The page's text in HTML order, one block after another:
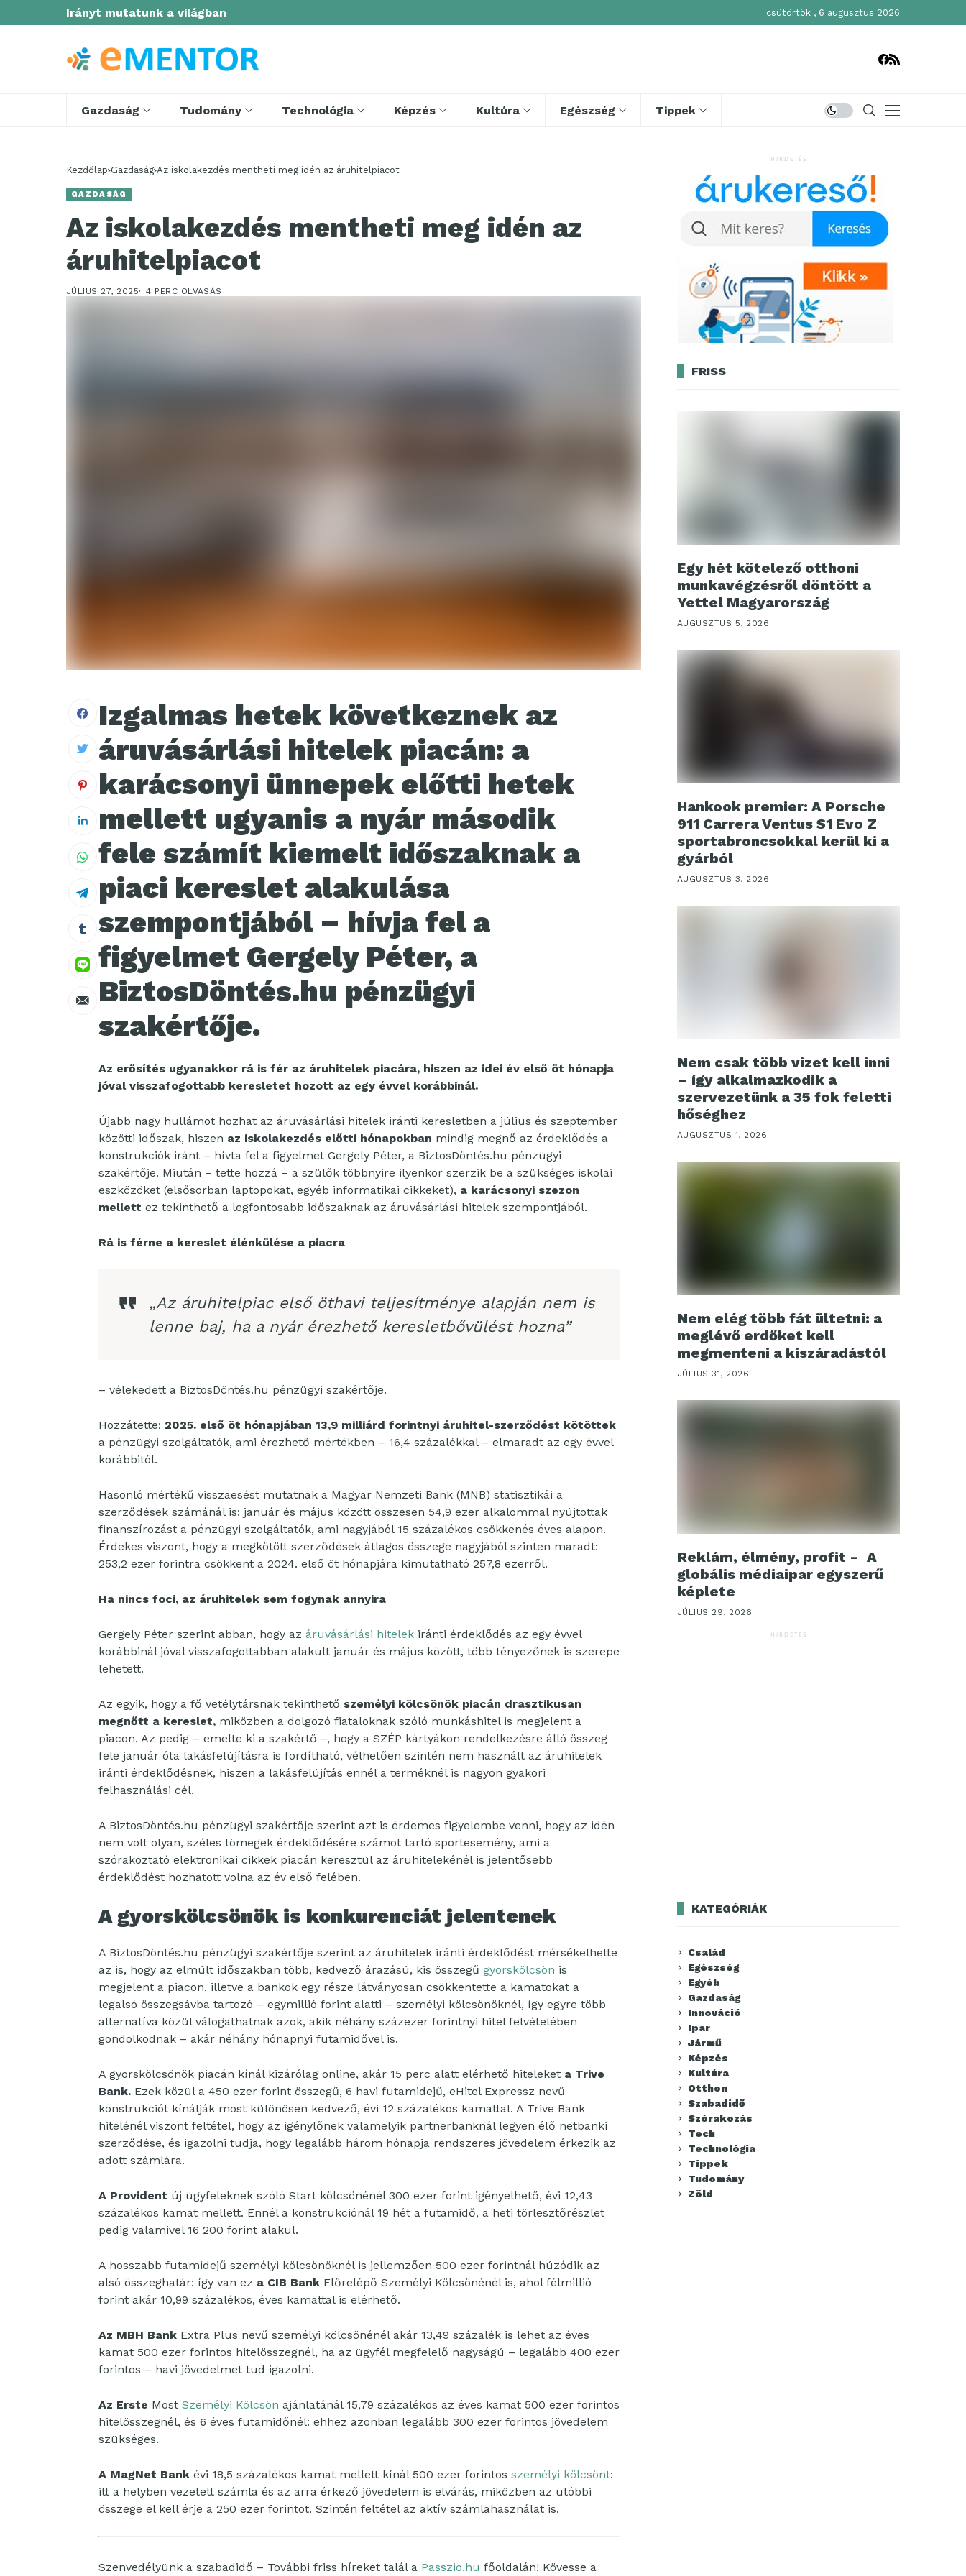
Irányt mutatunk a világban csütörtök , 6 augusztus 2026
Gazdaság Tudomány Technológia Képzés Kultúra Egészség Tippek
Kezdőlap Gazdaság Az iskolakezdés mentheti meg idén az áruhitelpiacot
GAZDASÁG
Az iskolakezdés mentheti meg idén az
áruhitelpiacot
JÚLIUS 27, 2025 4 PERC OLVASÁS
Izgalmas hetek következnek az
áruvásárlási hitelek piacán: a
karácsonyi ünnepek előtti hetek
mellett ugyanis a nyár második
fele számít kiemelt időszaknak a
piaci kereslet alakulása
szempontjából – hívja fel a
figyelmet Gergely Péter, a
BiztosDöntés.hu pénzügyi
szakértője.
Az erősítés ugyanakkor rá is fér az áruhitelek piacára, hiszen az idei év első öt hónapja
jóval visszafogottabb keresletet hozott az egy évvel korábbinál.
Újabb nagy hullámot hozhat az áruvásárlási hitelek iránti keresletben a július és szeptember
közötti időszak, hiszen az iskolakezdés előtti hónapokban mindig megnő az érdeklődés a
konstrukciók iránt – hívta fel a figyelmet Gergely Péter, a BiztosDöntés.hu pénzügyi
szakértője. Miután – tette hozzá – a szülők többnyire ilyenkor szerzik be a szükséges iskolai
eszközöket (elsősorban laptopokat, egyéb informatikai cikkeket), a karácsonyi szezon
mellett ez tekinthető a legfontosabb időszaknak az áruvásárlási hitelek szempontjából.
Rá is férne a kereslet élénkülése a piacra
„Az áruhitelpiac első öthavi teljesítménye alapján nem is
lenne baj, ha a nyár érezhető keresletbővülést hozna”
– vélekedett a BiztosDöntés.hu pénzügyi szakértője.
Hozzátette: 2025. első öt hónapjában 13,9 milliárd forintnyi áruhitel-szerződést kötöttek
a pénzügyi szolgáltatók, ami érezhető mértékben – 16,4 százalékkal – elmaradt az egy évvel
korábbitól.
Hasonló mértékű visszaesést mutatnak a Magyar Nemzeti Bank (MNB) statisztikái a
szerződések számánál is: január és május között összesen 54,9 ezer alkalommal nyújtottak
finanszírozást a pénzügyi szolgáltatók, ami nagyjából 15 százalékos csökkenés éves alapon.
Érdekes viszont, hogy a megkötött szerződések átlagos összege nagyjából szinten maradt:
253,2 ezer forintra csökkent a 2024. első öt hónapjára kimutatható 257,8 ezerről.
Ha nincs foci, az áruhitelek sem fogynak annyira
Gergely Péter szerint abban, hogy az áruvásárlási hitelek iránti érdeklődés az egy évvel
korábbinál jóval visszafogottabban alakult január és május között, több tényezőnek is szerepe
lehetett.
Az egyik, hogy a fő vetélytársnak tekinthető személyi kölcsönök piacán drasztikusan
megnőtt a kereslet, miközben a dolgozó fiataloknak szóló munkáshitel is megjelent a
piacon. Az pedig – emelte ki a szakértő –, hogy a SZÉP kártyákon rendelkezésre álló összeg
fele január óta lakásfelújításra is fordítható, vélhetően szintén nem használt az áruhitelek
iránti érdeklődésnek, hiszen a lakásfelújítás ennél a terméknél is nagyon gyakori
felhasználási cél.
A BiztosDöntés.hu pénzügyi szakértője szerint azt is érdemes figyelembe venni, hogy az idén
nem volt olyan, széles tömegek érdeklődésére számot tartó sportesemény, ami a
szórakoztató elektronikai cikkek piacán keresztül az áruhitelekénél is jelentősebb
érdeklődést hozhatott volna az év első felében.
A gyorskölcsönök is konkurenciát jelentenek
A BiztosDöntés.hu pénzügyi szakértője szerint az áruhitelek iránti érdeklődést mérsékelhette
az is, hogy az elmúlt időszakban több, kedvező árazású, kis összegű gyorskölcsön is
megjelent a piacon, illetve a bankok egy része látványosan csökkentette a kamatokat a
legalsó összegsávba tartozó – egymillió forint alatti – személyi kölcsönöknél, így egyre több
alternatíva közül válogathatnak azok, akik néhány százezer forintnyi hitel felvételében
gondolkodnak – akár néhány hónapnyi futamidővel is.
A gyorskölcsönök piacán kínál kizárólag online, akár 15 perc alatt elérhető hiteleket a Trive
Bank. Ezek közül a 450 ezer forint összegű, 6 havi futamidejű, eHitel Expressz nevű
konstrukciót kínálják most különösen kedvező, évi 12 százalékos kamattal. A Trive Bank
hitelénél viszont feltétel, hogy az igénylőnek valamelyik partnerbanknál legyen élő netbanki
szerződése, és igazolni tudja, hogy legalább három hónapja rendszeres jövedelem érkezik az
adott számlára.
A Provident új ügyfeleknek szóló Start kölcsönénél 300 ezer forint igényelhető, évi 12,43
százalékos kamat mellett. Ennél a konstrukciónál 19 hét a futamidő, a heti törlesztőrészlet
pedig valamivel 16 200 forint alakul.
A hosszabb futamidejű személyi kölcsönöknél is jellemzően 500 ezer forintnál húzódik az
alsó összeghatár: így van ez a CIB Bank Előrelépő Személyi Kölcsönénél is, ahol félmillió
forint akár 10,99 százalékos, éves kamattal is elérhető.
Az MBH Bank Extra Plus nevű személyi kölcsönénél akár 13,49 százalék is lehet az éves
kamat 500 ezer forintos hitelösszegnél, ha az ügyfél megfelelő nagyságú – legalább 400 ezer
forintos – havi jövedelmet tud igazolni.
Az Erste Most Személyi Kölcsön ajánlatánál 15,79 százalékos az éves kamat 500 ezer forintos
hitelösszegnél, és 6 éves futamidőnél: ehhez azonban legalább 300 ezer forintos jövedelem
szükséges.
A MagNet Bank évi 18,5 százalékos kamat mellett kínál 500 ezer forintos személyi kölcsönt:
itt a helyben vezetett számla és az arra érkező jövedelem is elvárás, miközben az utóbbi
összege el kell érje a 250 ezer forintot. Szintén feltétel az aktív számlahasználat is.
Szenvedélyünk a szabadidő – További friss híreket talál a Passzio.hu főoldalán! Kövesse a
HIRDETÉS
FRISS
Egy hét kötelező otthoni
munkavégzésről döntött a
Yettel Magyarország
AUGUSZTUS 5, 2026
Hankook premier: A Porsche
911 Carrera Ventus S1 Evo Z
sportabroncsokkal kerül ki a
gyárból
AUGUSZTUS 3, 2026
Nem csak több vizet kell inni
– így alkalmazkodik a
szervezetünk a 35 fok feletti
hőséghez
AUGUSZTUS 1, 2026
Nem elég több fát ültetni: a
meglévő erdőket kell
megmenteni a kiszáradástól
JÚLIUS 31, 2026
Reklám, élmény, profit - A
globális médiaipar egyszerű
képlete
JÚLIUS 29, 2026
HIRDETÉS
KATEGÓRIÁK
Család
Egészség
Egyéb
Gazdaság
Innováció
Ipar
Jármű
Képzés
Kultúra
Otthon
Szabadidő
Szórakozás
Tech
Technológia
Tippek
Tudomány
Zöld